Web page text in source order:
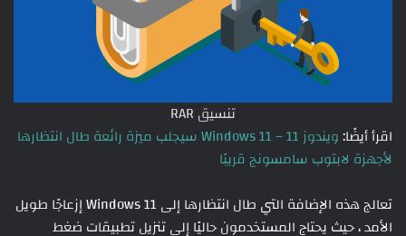
تنسيق RAR
اقرأ أيضًا:
ويندوز 11 – Windows 11 سيجلب ميزة رائعة طال انتظارها
لأجهزة لابتوب سامسونج قريبًا
تعالج هذه الإضافة التي طال انتظارها إلى Windows 11 إزعاجًا طويل
الأمد ، حيث يحتاج المستخدمون حاليًا إلى تنزيل تطبيقات ضغط